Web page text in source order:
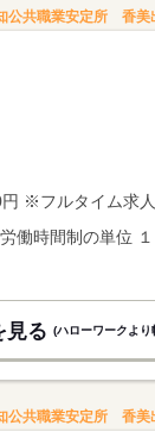
公共職業安定所 香美
は月額（換算額）、パート求人の場合は
見る (ハローワークより
公共職業安定所 香美